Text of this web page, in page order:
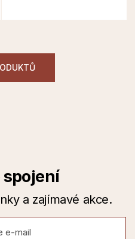
spojení
a zajímavé akce.